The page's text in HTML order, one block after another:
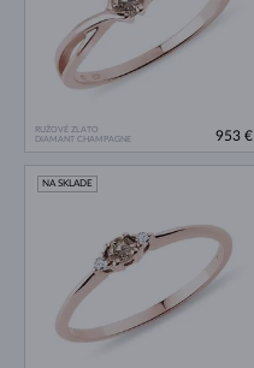
RUŽOVÉ ZLATO
DIAMANT CHAMPAGNE
953 €
NA SKLADE